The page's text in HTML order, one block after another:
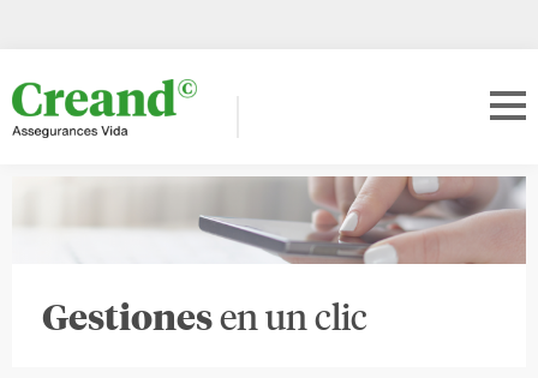
Gestionesen un clic